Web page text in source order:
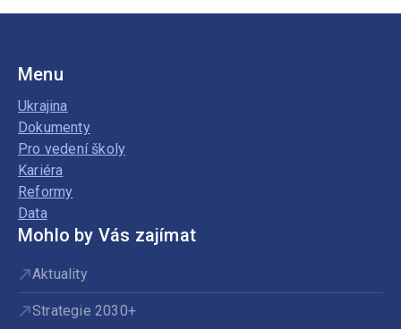
Menu
Ukrajina
Dokumenty
Pro vedení školy
Kariéra
Reformy
Data
Mohlo by Vás zajímat
Aktuality
Strategie 2030+